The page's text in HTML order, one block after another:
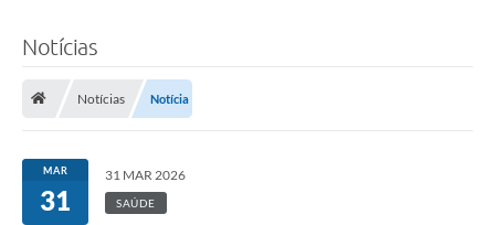
Atribuições
Transparência
Notícias
Notícias Notícia
MAR
31
31 MAR 2026
SAÚDE